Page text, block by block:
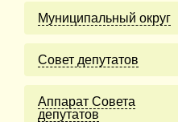
Муниципальный округ
Cовет депутатов
Аппарат Совета
депутатов